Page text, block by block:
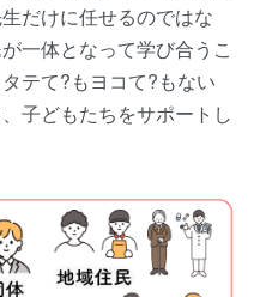
だけに任せるのではな
一体となって学び合うこ
テて?もヨコて?もない
、子どもたちをサポートし